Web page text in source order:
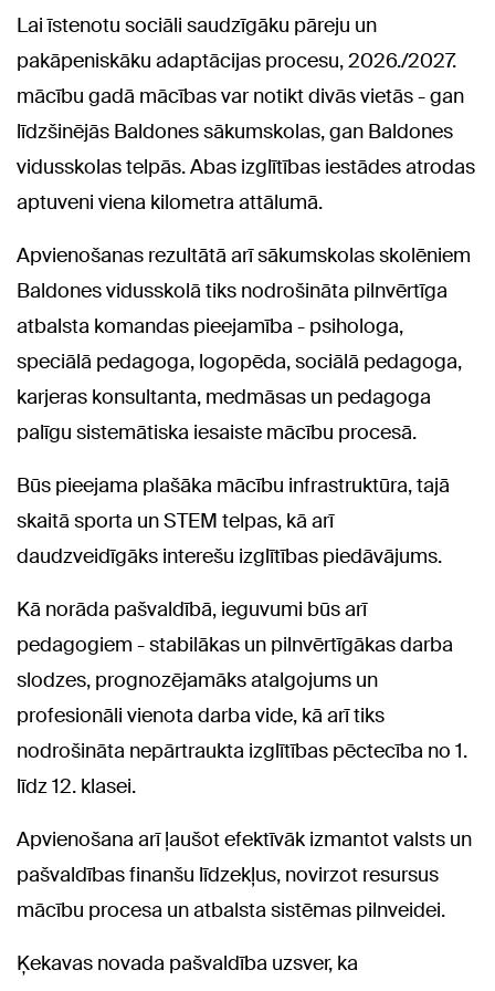
Lai īstenotu sociāli saudzīgāku pāreju un
pakāpeniskāku adaptācijas procesu, 2026./2027.
mācību gadā mācības var notikt divās vietās - gan
līdzšinējās Baldones sākumskolas, gan Baldones
vidusskolas telpās. Abas izglītības iestādes atrodas
aptuveni viena kilometra attālumā.
Apvienošanas rezultātā arī sākumskolas skolēniem
Baldones vidusskolā tiks nodrošināta pilnvērtīga
atbalsta komandas pieejamība - psihologa,
speciālā pedagoga, logopēda, sociālā pedagoga,
karjeras konsultanta, medmāsas un pedagoga
palīgu sistemātiska iesaiste mācību procesā.
Būs pieejama plašāka mācību infrastruktūra, tajā
skaitā sporta un STEM telpas, kā arī
daudzveidīgāks interešu izglītības piedāvājums.
Kā norāda pašvaldībā, ieguvumi būs arī
pedagogiem - stabilākas un pilnvērtīgākas darba
slodzes, prognozējamāks atalgojums un
profesionāli vienota darba vide, kā arī tiks
nodrošināta nepārtraukta izglītības pēctecība no 1.
līdz 12. klasei.
Apvienošana arī ļaušot efektīvāk izmantot valsts un
pašvaldības finanšu līdzekļus, novirzot resursus
mācību procesa un atbalsta sistēmas pilnveidei.
Ķekavas novada pašvaldība uzsver, ka